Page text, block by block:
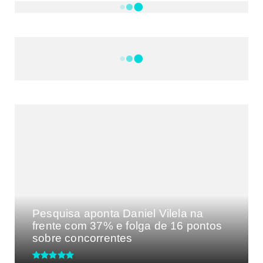
Pesquisa aponta Daniel Vilela na
frente com 37% e folga de 16 pontos
sobre concorrentes